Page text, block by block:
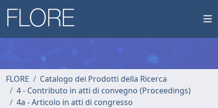
FLORE
Catalogo dei Prodotti della Ricerca
4 - Contributo in atti di convegno (Proceedings)
4a - Articolo in atti di congresso